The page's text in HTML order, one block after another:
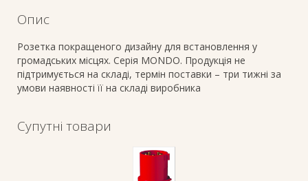
Опис
Розетка покращеного дизайну для встановлення у
громадських місцях. Серія MONDO. Продукція не
підтримується на складі, термін поставки – три тижні за
умови наявності її на складі виробника
Супутні товари